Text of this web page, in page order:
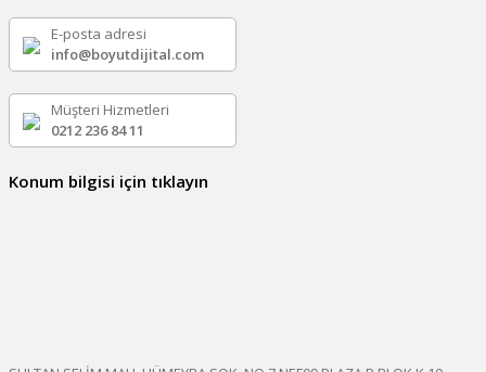
E-posta adresi
info@boyutdijital.com
Müşteri Hizmetleri
0212 236 84 11
Konum bilgisi için tıklayın